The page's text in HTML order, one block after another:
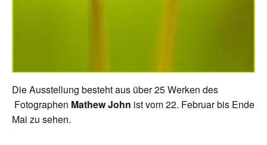
Die Ausstellung besteht aus über 25 Werken des
Fotographen Mathew John ist vom 22. Februar bis Ende
Mai zu sehen.